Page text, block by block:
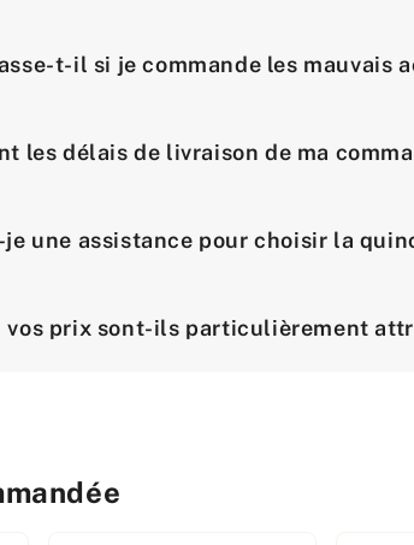
t-il si je commande les mauvais
les délais de livraison de ma
je une assistance pour choisir la
vos prix sont-ils particulièrement